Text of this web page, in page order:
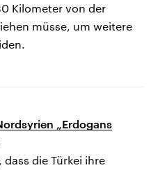
Kilometer von der
müsse, um weitere
„Erdogans
die Türkei ihre